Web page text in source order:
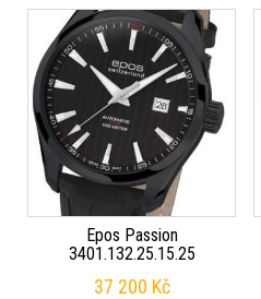
Epos Passion
3401.132.25.15.25
37 200 Kč